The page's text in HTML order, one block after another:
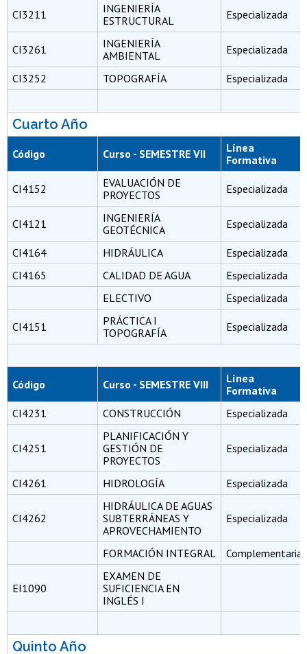
CI3211
INGENIERÍA
ESTRUCTURAL
Especializada
CI3261
INGENIERÍA
AMBIENTAL
Especializada
CI3252 TOPOGRAFÍA Especializada
Cuarto Año
Código Curso - SEMESTRE VII
Línea
Formativa
CI4152
EVALUACIÓN DE
PROYECTOS
Especializada
CI4121
INGENIERÍA
GEOTÉCNICA
Especializada
CI4164 HIDRÁULICA
Especializada
CI4165
CALIDAD DE AGUA
Especializada
ELECTIVO
Especializada
CI4151
PRÁCTICA I
TOPOGRAFÍA
Especializada
Código Curso - SEMESTRE VIII
Línea
Formativa
CI4231
CONSTRUCCIÓN Especializada
CI4251
PLANIFICACIÓN Y
GESTIÓN DE
PROYECTOS
Especializada
CI4261 HIDROLOGÍA Especializada
CI4262
HIDRÁULICA DE AGUAS
SUBTERRÁNEAS Y
APROVECHAMIENTO
Especializada
FORMACIÓN INTEGRAL Complementaria
EI1090
EXAMEN DE
SUFICIENCIA EN
INGLÉS I
Quinto Año